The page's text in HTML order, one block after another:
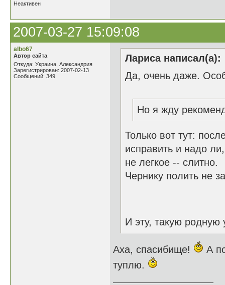
Неактивен
2007-03-27 15:09:08
albo67
Автор сайта
Откуда: Украина, Александрия
Зарегистрирован: 2007-02-13
Сообщений: 349
Лариса написал(а):
Да, очень даже.
Но я жду
Только вот тут:
исправить и надо
не легкое -- слитно.
Чернику полить не
И эту, такую родную
Аха, спасибище!
А
туплю.